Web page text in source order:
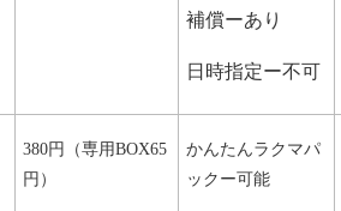
補償ーあり
日時指定ー不可
380円（専用BOX65
円）
かんたんラクマパ
ックー可能